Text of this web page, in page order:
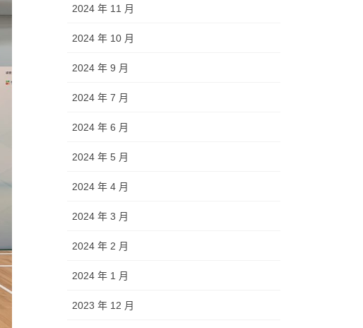
2024 年 11 月
2024 年 10 月
2024 年 9 月
2024 年 7 月
2024 年 6 月
2024 年 5 月
2024 年 4 月
2024 年 3 月
2024 年 2 月
2024 年 1 月
2023 年 12 月